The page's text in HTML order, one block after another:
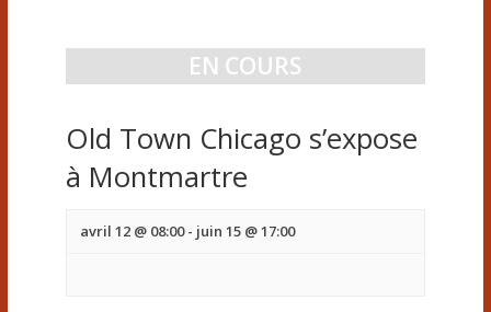
h
e
t
n
r
h
e
g
a
t
i
n
EN COURS
Old Town Chicago s’expose
à Montmartre
avril 12 @ 08:00- juin 15 @ 17:00